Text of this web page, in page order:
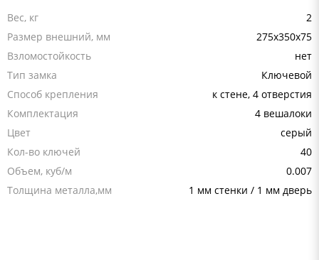
Вес, кг
2
Размер внешний, мм
275x350x75
Взломостойкость
нет
Тип замка
Ключевой
Способ крепления
к стене, 4 отверстия
Комплектация
4 вешалоки
Цвет
серый
Кол-во ключей
40
Объем, куб/м
0.007
Толщина металла,мм
1 мм стенки / 1 мм дверь